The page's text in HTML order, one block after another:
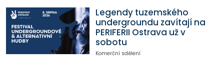
Legendy tuzemského
undergroundu zavítají na
PERIFERII Ostrava už v
sobotu
Komerční sdělení